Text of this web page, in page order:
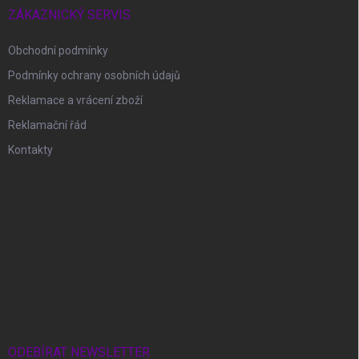
ZÁKAZNICKÝ SERVIS
Obchodní podmínky
Podmínky ochrany osobních údajů
Reklamace a vrácení zboží
Reklamační řád
Kontakty
ODEBÍRAT NEWSLETTER